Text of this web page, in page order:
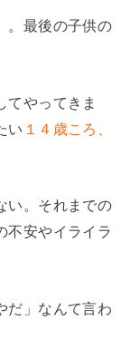
。最後の子供の
てやってきま
い １４歳ころ、
い。それまでの
不安やイライラ
だ」なんて言わ